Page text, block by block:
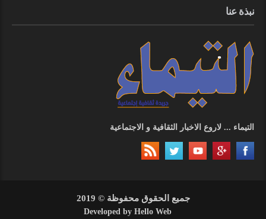
نبذة عنا
التيماء ... لاروع الاخبار الثقافية و الاجتماعية
جميع الحقوق محفوظة © 2019
Developed byHello Web